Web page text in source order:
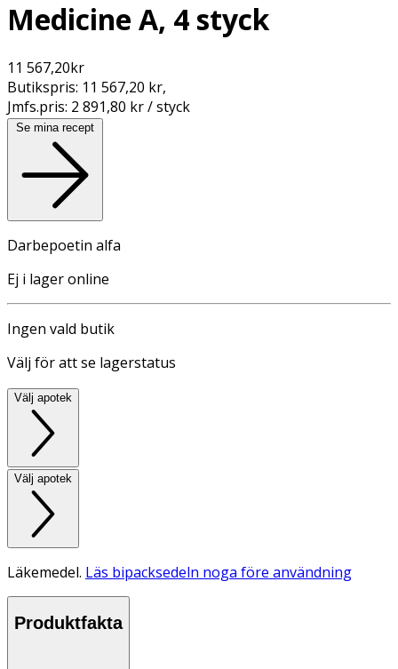
Medicine A, 4 styck
11 567,20kr
Butikspris: 11 567,20 kr,
Jmfs.pris: 2 891,80 kr / styck
Se mina recept
Darbepoetin alfa
Ej i lager online
Ingen vald butik
Välj för att se lagerstatus
Välj apotek
Välj apotek
Läkemedel. Läs bipacksedeln noga före användning
Produktfakta